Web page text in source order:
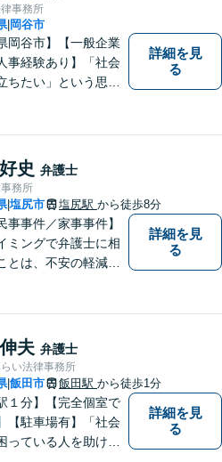
事務所
| 岡谷市
岡谷市】【一般企業
事経験あり】「社会
ちたい」という思い
野県中南信の人々の
るために懸命に働き
婚・借金・交通事故
軽にご相談くださ
詳細を見
る
史 弁護士
務所
|塩尻市 塩尻駅 から徒歩8分
事事件／家事事件】
ミングで弁護士に相
とは、不安の軽減、
詳細を見
る
夫 弁護士
い法律事務所
|飯田市 飯田駅 から徒歩1分
１分】【完全個室で
【駐車場有】「社会
っている人を助けた
詳細を見
る